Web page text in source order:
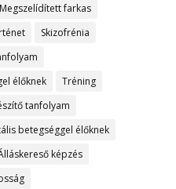
Megszelídített farkas
Skizofrénia
élőknek
Tréning
tanfolyam
betegséggel élőknek
képzés